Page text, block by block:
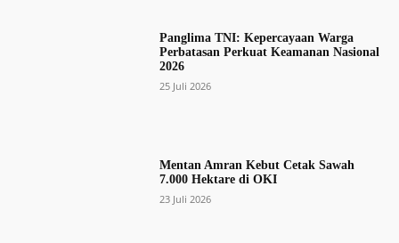
Panglima TNI: Kepercayaan Warga
Perbatasan Perkuat Keamanan Nasional
2026
25 Juli 2026
Mentan Amran Kebut Cetak Sawah
7.000 Hektare di OKI
23 Juli 2026